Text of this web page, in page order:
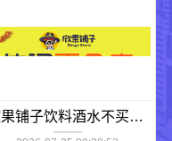
欣果铺子饮料酒水不买会后悔